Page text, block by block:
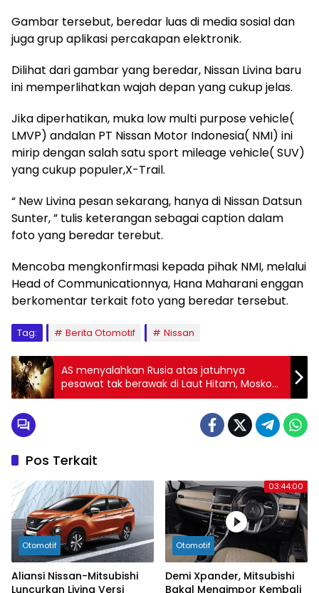
Gambar tersebut, beredar luas di media sosial dan
juga grup aplikasi percakapan elektronik.
Dilihat dari gambar yang beredar, Nissan Livina baru
ini memperlihatkan wajah depan yang cukup jelas.
Jika diperhatikan, muka low multi purpose vehicle(
LMVP) andalan PT Nissan Motor Indonesia( NMI) ini
mirip dengan salah satu sport mileage vehicle( SUV)
yang cukup populer,X-Trail.
“ New Livina pesan sekarang, hanya di Nissan Datsun
Sunter, ” tulis keterangan sebagai caption dalam
foto yang beredar terebut.
Mencoba mengkonfirmasi kepada pihak NMI, melalui
Head of Communicationnya, Hana Maharani enggan
berkomentar terkait foto yang beredar tersebut.
Tag: Berita Otomotif Nissan
AS menyalahkan Rusia atas jatuhnya
pesawat tak berawak di Laut Hitam, Moskow
menyangkal
Pos Terkait
Otomotif
Aliansi Nissan-Mitsubishi
Luncurkan Livina Versi
03:44:00
Otomotif
Demi Xpander, Mitsubishi
Bakal Mengimpor Kembali